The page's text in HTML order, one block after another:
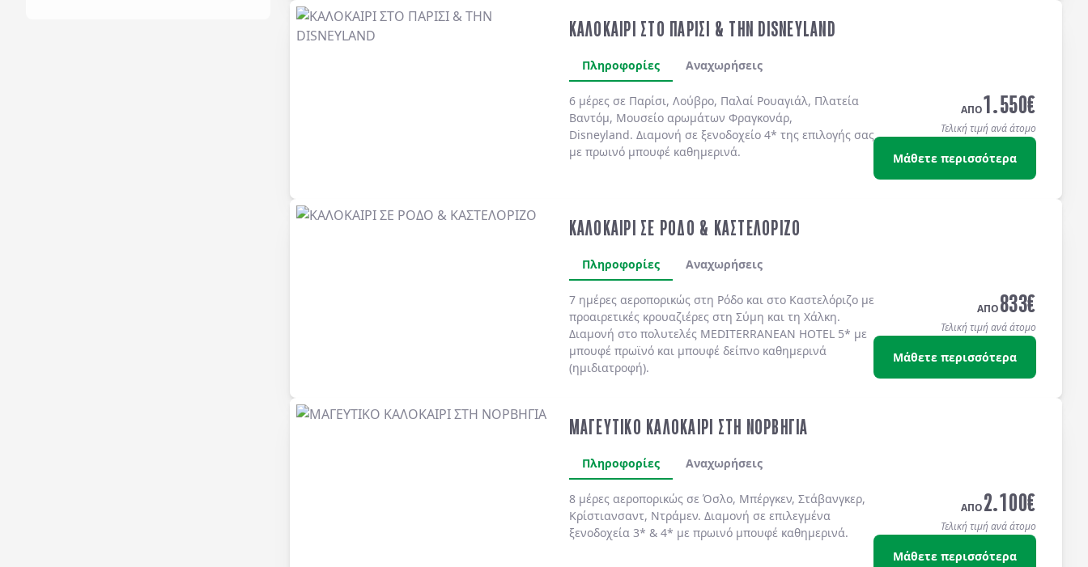
ΚΑΛΟΚΑΙΡΙ ΣΤΟ ΠΑΡΙΣΙ & ΤΗΝ DISNEYLAND
Πληροφορίες Αναχωρήσεις
6 μέρες σε Παρίσι, Λούβρο, Παλαί Ρουαγιάλ, Πλατεία
Βαντόμ, Μουσείο αρωμάτων Φραγκονάρ,
Disneyland. Διαμονή σε ξενοδοχείo 4* της επιλογής σας
με πρωινό μπουφέ καθημερινά.
ΑΠΟ1.550€
Τελική τιμή ανά άτομο
Μάθετε περισσότερα
ΚΑΛΟΚΑΙΡΙ ΣΕ ΡΟΔΟ & ΚΑΣΤΕΛΟΡΙΖΟ
Πληροφορίες Αναχωρήσεις
7 ημέρες αεροπορικώς στη Ρόδο και στο Καστελόριζο με
προαιρετικές κρουαζιέρες στη Σύμη και τη Χάλκη.
Διαμονή στο πολυτελές MEDITERRANEAN HOTEL 5* με
μπουφέ πρωϊνό και μπουφέ δείπνο καθημερινά
(ημιδιατροφή).
ΑΠΟ833€
Τελική τιμή ανά άτομο
Μάθετε περισσότερα
ΜΑΓΕΥΤΙΚΟ ΚΑΛΟΚΑΙΡΙ ΣΤΗ ΝΟΡΒΗΓΙΑ
Πληροφορίες Αναχωρήσεις
8 μέρες αεροπορικώς σε Όσλο, Μπέργκεν, Στάβανγκερ,
Κρίστιανσαντ, Ντράμεν. Διαμονή σε επιλεγμένα
ξενοδοχεία 3* & 4* με πρωινό μπουφέ καθημερινά.
ΑΠΟ2.100€
Τελική τιμή ανά άτομο
Μάθετε περισσότερα